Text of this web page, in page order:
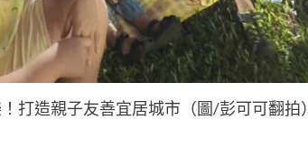
打造親子友善宜居城市（圖/彭可可翻拍）